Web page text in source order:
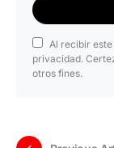
Al recibir
privacidad.
otros fines.